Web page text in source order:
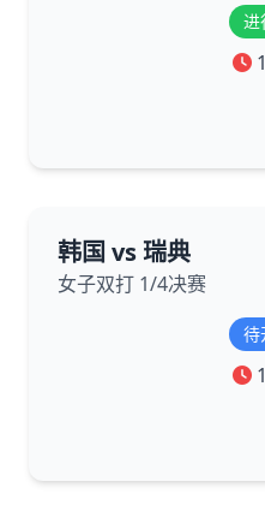
进
韩国 vs 瑞典
女子双打 1/4决赛
待